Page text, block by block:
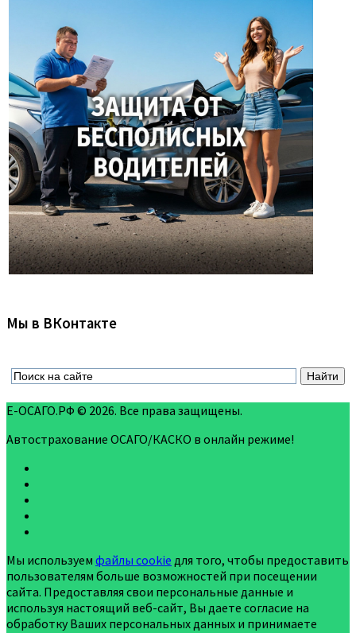
Мы в ВКонтакте
Е-ОСАГО.РФ © 2026. Все права защищены.
Автострахование ОСАГО/КАСКО в онлайн режиме!
Мы используем файлы cookie для того, чтобы предоставить
пользователям больше возможностей при посещении
сайта. Предоставляя свои персональные данные и
используя настоящий веб-сайт, Вы даете согласие на
обработку Ваших персональных данных и принимаете